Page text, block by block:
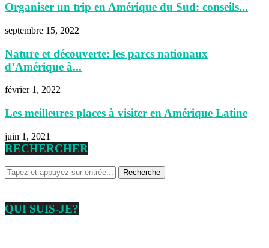
Organiser un trip en Amérique du Sud: conseils...
septembre 15, 2022
Nature et découverte: les parcs nationaux
d’Amérique à...
février 1, 2022
Les meilleures places à visiter en Amérique Latine
juin 1, 2021
RECHERCHER
QUI SUIS-JE?